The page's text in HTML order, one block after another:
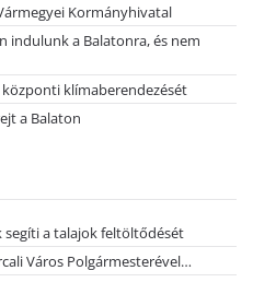
Kormányhivatal
indulunk a Balatonra, és nem
klímaberendezését
a Balaton
segíti a talajok feltöltődését
Város Polgármesterével…